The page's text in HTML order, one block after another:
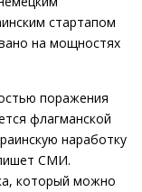
стартапом
на мощностях
поражения
флагманской
наработку
СМИ.
который можно